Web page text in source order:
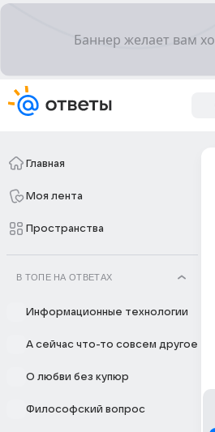
Главная
Моя лента
Пространства
В ТОПЕ НА ОТВЕТАХ
Информационные технологии
А сейчас что-то совсем другое
О любви без купюр
Философский вопрос